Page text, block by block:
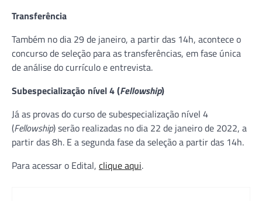
Transferência
Também no dia 29 de janeiro, a partir das 14h, acontece o
concurso de seleção para as transferências, em fase única
de análise do currículo e entrevista.
Subespecialização nível 4 (Fellowship)
Já as provas do curso de subespecialização nível 4
(Fellowship) serão realizadas no dia 22 de janeiro de 2022, a
partir das 8h. E a segunda fase da seleção a partir das 14h.
Para acessar o Edital, clique aqui.